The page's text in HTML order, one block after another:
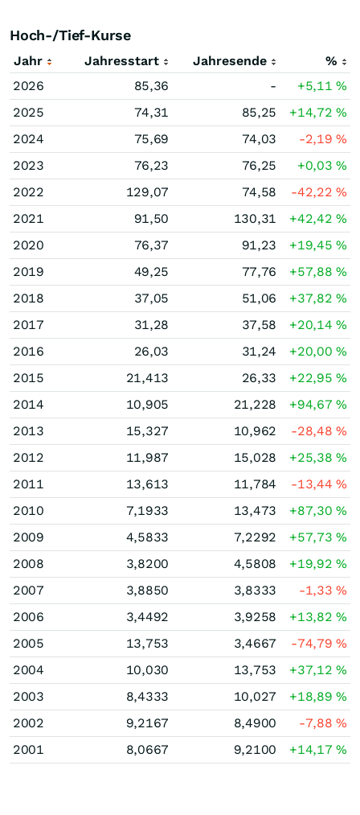
Hoch-/Tief-Kurse
Jahr Jahresstart Jahresende
%
2026
85,36 - +5,11%
2025
74,31 85,25 +14,72%
2024
75,69 74,03 -2,19%
2023
76,23 76,25 +0,03%
2022
129,07 74,58 -42,22%
2021
91,50 130,31 +42,42%
2020
76,37 91,23 +19,45%
2019
49,25 77,76 +57,88%
2018
37,05 51,06 +37,82%
2017
31,28 37,58 +20,14%
2016
26,03 31,24 +20,00%
2015
21,413 26,33 +22,95%
2014
10,905 21,228 +94,67%
2013
15,327 10,962 -28,48%
2012
11,987 15,028 +25,38%
2011
13,613 11,784 -13,44%
2010
7,1933 13,473 +87,30%
2009
4,5833 7,2292 +57,73%
2008
3,8200 4,5808 +19,92%
2007
3,8850 3,8333 -1,33%
2006
3,4492 3,9258 +13,82%
2005
13,753 3,4667 -74,79%
2004
10,030 13,753 +37,12%
2003
8,4333 10,027 +18,89%
2002
9,2167 8,4900 -7,88%
2001
8,0667 9,2100 +14,17%